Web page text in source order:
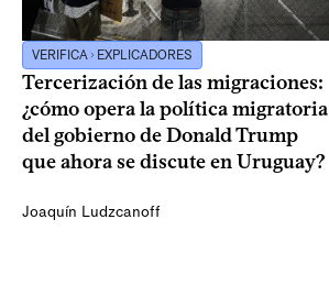
VERIFICA EXPLICADORES
Tercerización de las migraciones:
¿cómo opera la política migratoria
del gobierno de Donald Trump
que ahora se discute en Uruguay?
Joaquín Ludzcanoff